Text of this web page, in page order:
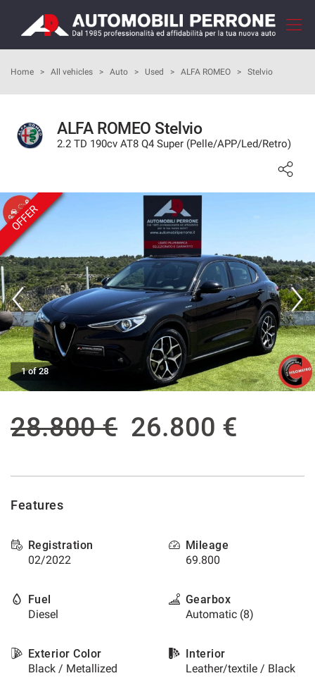
HOME
HOW TO BUY
FEEDBACKS
VEHICLES LIST
SELL YOUR CAR
AFTER SALES ASSISTANCE
CONTACTS
NEWS
Home > All vehicles > Auto > Used > ALFA ROMEO > Stelvio
ALFA ROMEO Stelvio
2.2 TD 190cv AT8 Q4 Super (Pelle/APP/Led/Retro)
OFFER
1 of 28
28.800 € 26.800 €
Features
Registration
02/2022
Mileage
69.800
Fuel
Diesel
Gearbox
Automatic (8)
Exterior Color
Black / Metallized
Interior
Leather/textile / Black
Your
consent
preferences
following
allows
you
to
consent
preferences
to
the
technologies
we
adopt
to
offer
the
functionalities
and
carry
out
activities
described
obtain
information
usefulness
and
these
tracking
refer